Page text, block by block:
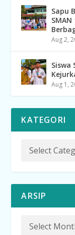
Sapu
Aug 2,
Siswa
Aug 1,
KATEGORI
ARSIP